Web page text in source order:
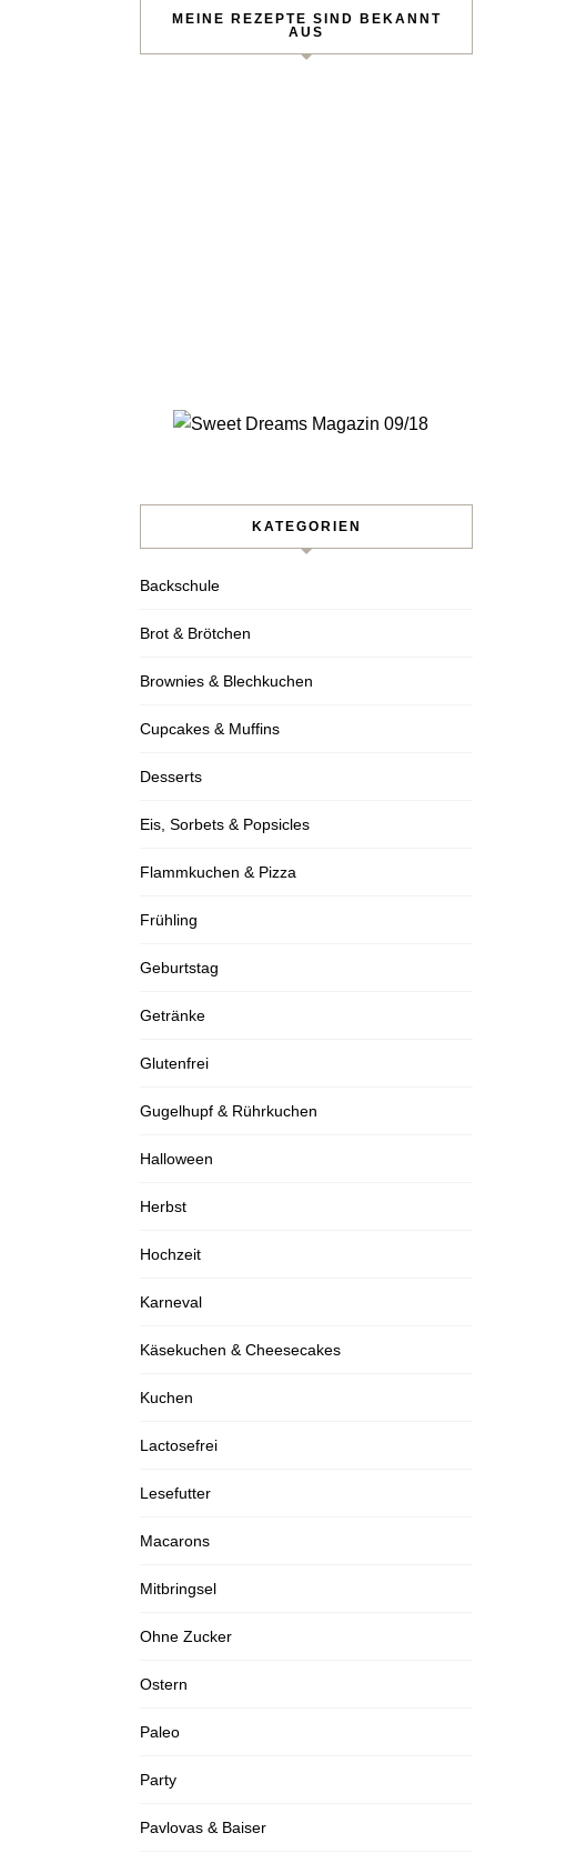
MEINE REZEPTE SIND BEKANNT
AUS
KATEGORIEN
Backschule
Brot & Brötchen
Brownies & Blechkuchen
Cupcakes & Muffins
Desserts
Eis, Sorbets & Popsicles
Flammkuchen & Pizza
Frühling
Geburtstag
Getränke
Glutenfrei
Gugelhupf & Rührkuchen
Halloween
Herbst
Hochzeit
Karneval
Käsekuchen & Cheesecakes
Kuchen
Lactosefrei
Lesefutter
Macarons
Mitbringsel
Ohne Zucker
Ostern
Paleo
Party
Pavlovas & Baiser